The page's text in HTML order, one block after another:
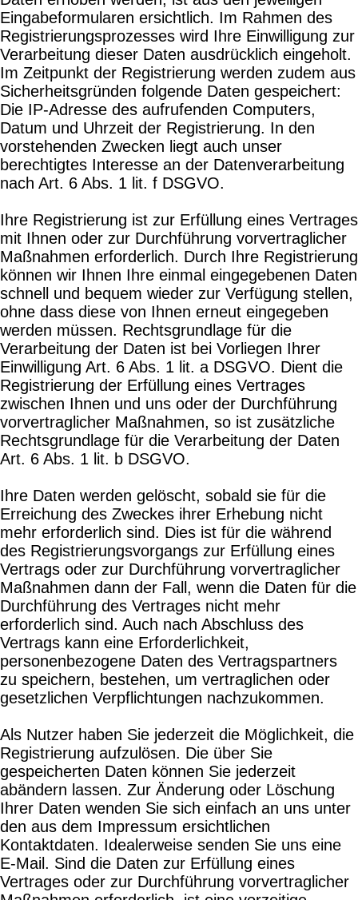
Eingabeformularen ersichtlich. Im Rahmen des
Registrierungsprozesses wird Ihre Einwilligung zur
Verarbeitung dieser Daten ausdrücklich eingeholt.
Im Zeitpunkt der Registrierung werden zudem aus
Sicherheitsgründen folgende Daten gespeichert:
Die IP-Adresse des aufrufenden Computers,
Datum und Uhrzeit der Registrierung. In den
vorstehenden Zwecken liegt auch unser
berechtigtes Interesse an der Datenverarbeitung
nach Art. 6 Abs. 1 lit. f DSGVO.
Ihre Registrierung ist zur Erfüllung eines Vertrages
mit Ihnen oder zur Durchführung vorvertraglicher
Maßnahmen erforderlich. Durch Ihre Registrierung
können wir Ihnen Ihre einmal eingegebenen Daten
schnell und bequem wieder zur Verfügung stellen,
ohne dass diese von Ihnen erneut eingegeben
werden müssen. Rechtsgrundlage für die
Verarbeitung der Daten ist bei Vorliegen Ihrer
Einwilligung Art. 6 Abs. 1 lit. a DSGVO. Dient die
Registrierung der Erfüllung eines Vertrages
zwischen Ihnen und uns oder der Durchführung
vorvertraglicher Maßnahmen, so ist zusätzliche
Rechtsgrundlage für die Verarbeitung der Daten
Art. 6 Abs. 1 lit. b DSGVO.
Ihre Daten werden gelöscht, sobald sie für die
Erreichung des Zweckes ihrer Erhebung nicht
mehr erforderlich sind. Dies ist für die während
des Registrierungsvorgangs zur Erfüllung eines
Vertrags oder zur Durchführung vorvertraglicher
Maßnahmen dann der Fall, wenn die Daten für die
Durchführung des Vertrages nicht mehr
erforderlich sind. Auch nach Abschluss des
Vertrags kann eine Erforderlichkeit,
personenbezogene Daten des Vertragspartners
zu speichern, bestehen, um vertraglichen oder
gesetzlichen Verpflichtungen nachzukommen.
Als Nutzer haben Sie jederzeit die Möglichkeit, die
Registrierung aufzulösen. Die über Sie
gespeicherten Daten können Sie jederzeit
abändern lassen. Zur Änderung oder Löschung
Ihrer Daten wenden Sie sich einfach an uns unter
den aus dem Impressum ersichtlichen
Kontaktdaten. Idealerweise senden Sie uns eine
E-Mail. Sind die Daten zur Erfüllung eines
Vertrages oder zur Durchführung vorvertraglicher